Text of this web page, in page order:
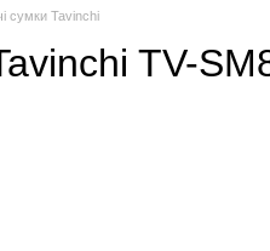
сумки Tavinchi
TV-